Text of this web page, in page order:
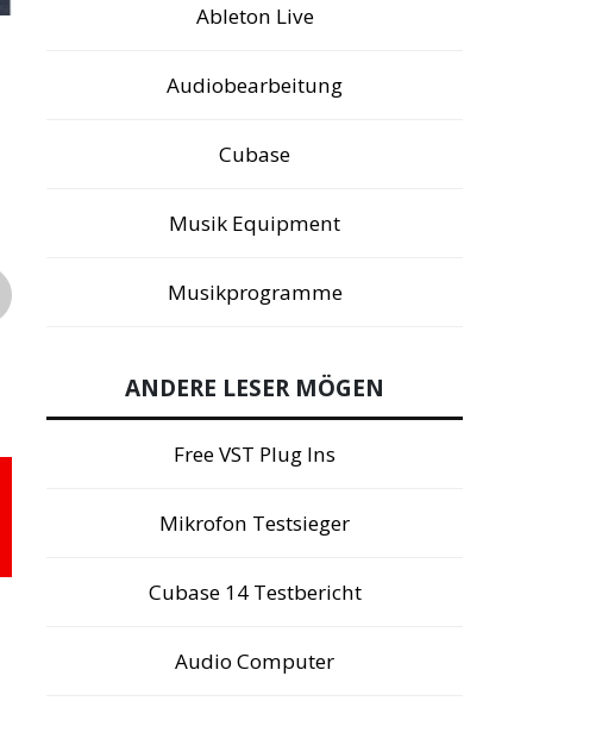
Ableton Live
Audiobearbeitung
Cubase
Musik Equipment
Musikprogramme
ANDERE LESER MÖGEN
Free VST Plug Ins
Mikrofon Testsieger
Cubase 14 Testbericht
Audio Computer